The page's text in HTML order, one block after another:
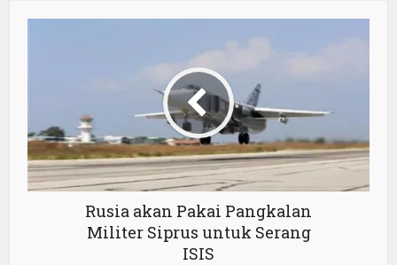
Rusia akan Pakai Pangkalan
Militer Siprus untuk Serang
ISIS